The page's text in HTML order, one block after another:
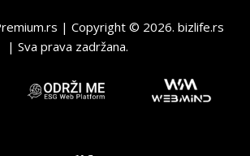
| Copyright © 2026.bizlife.rs
| Sva prava zadržana.